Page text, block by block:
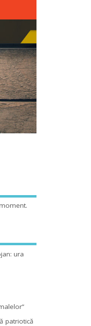
ura
patriotică